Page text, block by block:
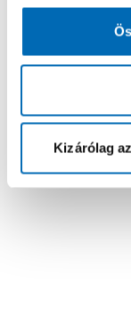
Kizárólag